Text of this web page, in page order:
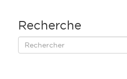
Recherche